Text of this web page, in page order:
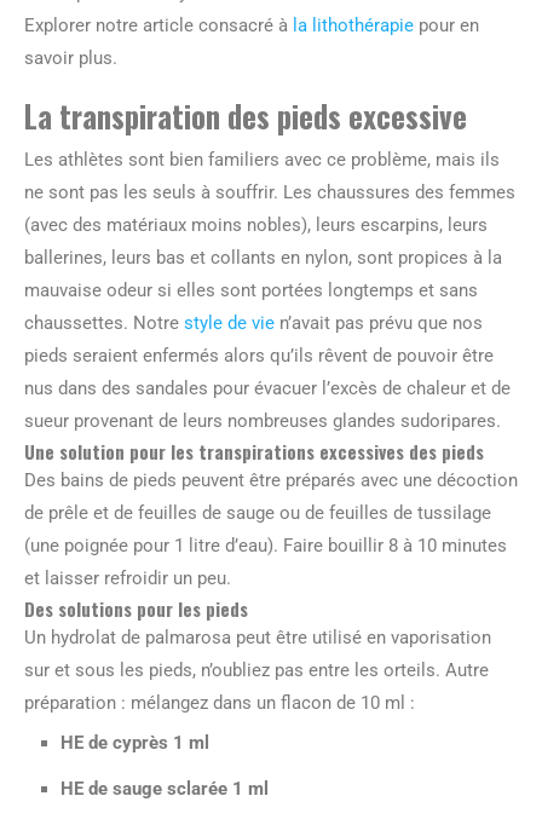
Explorer notre article consacré à la lithothérapie pour en
savoir plus.
La transpiration des pieds excessive
Les athlètes sont bien familiers avec ce problème, mais ils
ne sont pas les seuls à souffrir. Les chaussures des femmes
(avec des matériaux moins nobles), leurs escarpins, leurs
ballerines, leurs bas et collants en nylon, sont propices à la
mauvaise odeur si elles sont portées longtemps et sans
chaussettes. Notre style de vie n’avait pas prévu que nos
pieds seraient enfermés alors qu’ils rêvent de pouvoir être
nus dans des sandales pour évacuer l’excès de chaleur et de
sueur provenant de leurs nombreuses glandes sudoripares.
Une solution pour les transpirations excessives des pieds
Des bains de pieds peuvent être préparés avec une décoction
de prêle et de feuilles de sauge ou de feuilles de tussilage
(une poignée pour 1 litre d’eau). Faire bouillir 8 à 10 minutes
et laisser refroidir un peu.
Des solutions pour les pieds
Un hydrolat de palmarosa peut être utilisé en vaporisation
sur et sous les pieds, n’oubliez pas entre les orteils. Autre
préparation : mélangez dans un flacon de 10 ml :
HE de cyprès 1 ml
HE de sauge sclarée 1 ml